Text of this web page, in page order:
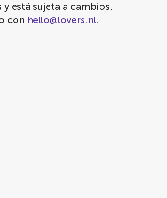
está sujeta a cambios.
con hello@lovers.nl.